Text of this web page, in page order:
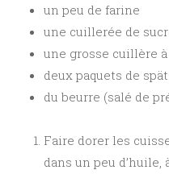
un peu de farine
une cuillerée de
une grosse cuillère
deux paquets de
du beurre (salé de
Faire dorer les
dans un peu